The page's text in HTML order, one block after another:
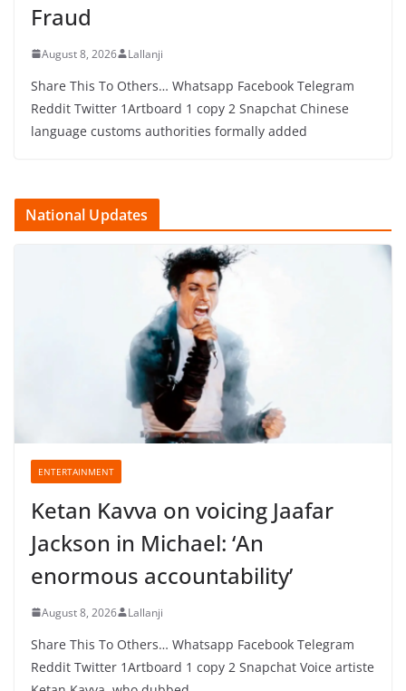
Fraud
August 8, 2026 Lallanji
Share This To Others… Whatsapp Facebook Telegram
Reddit Twitter 1Artboard 1 copy 2 Snapchat Chinese
language customs authorities formally added
National Updates
ENTERTAINMENT
Ketan Kavva on voicing Jaafar
Jackson in Michael: ‘An
enormous accountability’
August 8, 2026 Lallanji
Share This To Others… Whatsapp Facebook Telegram
Reddit Twitter 1Artboard 1 copy 2 Snapchat Voice artiste